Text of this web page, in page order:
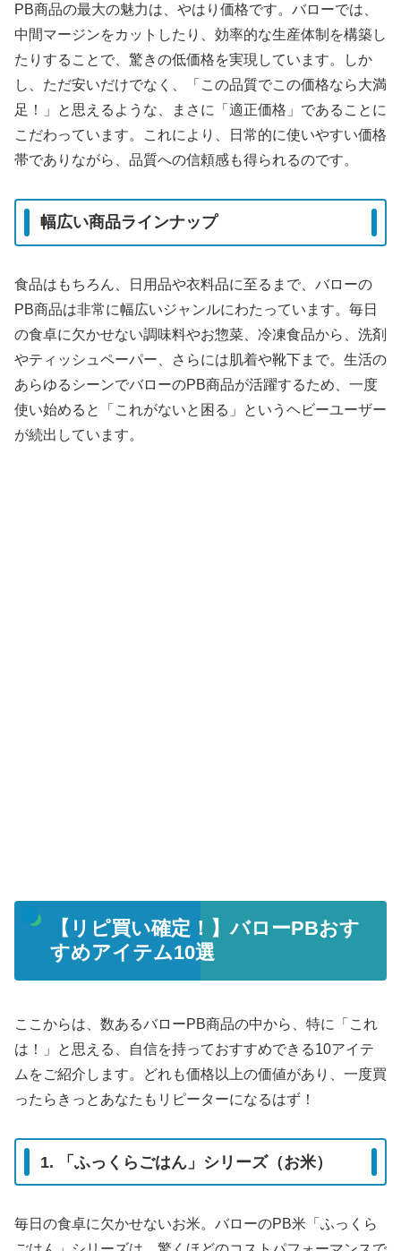
PB商品の最大の魅力は、やはり価格です。バローでは、
中間マージンをカットしたり、効率的な生産体制を構築し
たりすることで、驚きの低価格を実現しています。しか
し、ただ安いだけでなく、「この品質でこの価格なら大満
足！」と思えるような、まさに「適正価格」であることに
こだわっています。これにより、日常的に使いやすい価格
帯でありながら、品質への信頼感も得られるのです。
幅広い商品ラインナップ
食品はもちろん、日用品や衣料品に至るまで、バローの
PB商品は非常に幅広いジャンルにわたっています。毎日
の食卓に欠かせない調味料やお惣菜、冷凍食品から、洗剤
やティッシュペーパー、さらには肌着や靴下まで。生活の
あらゆるシーンでバローのPB商品が活躍するため、一度
使い始めると「これがないと困る」というヘビーユーザー
が続出しています。
【リピ買い確定！】バローPBおす
すめアイテム10選
ここからは、数あるバローPB商品の中から、特に「これ
は！」と思える、自信を持っておすすめできる10アイテ
ムをご紹介します。どれも価格以上の価値があり、一度買
ったらきっとあなたもリピーターになるはず！
1. 「ふっくらごはん」シリーズ（お米）
毎日の食卓に欠かせないお米。バローのPB米「ふっくら